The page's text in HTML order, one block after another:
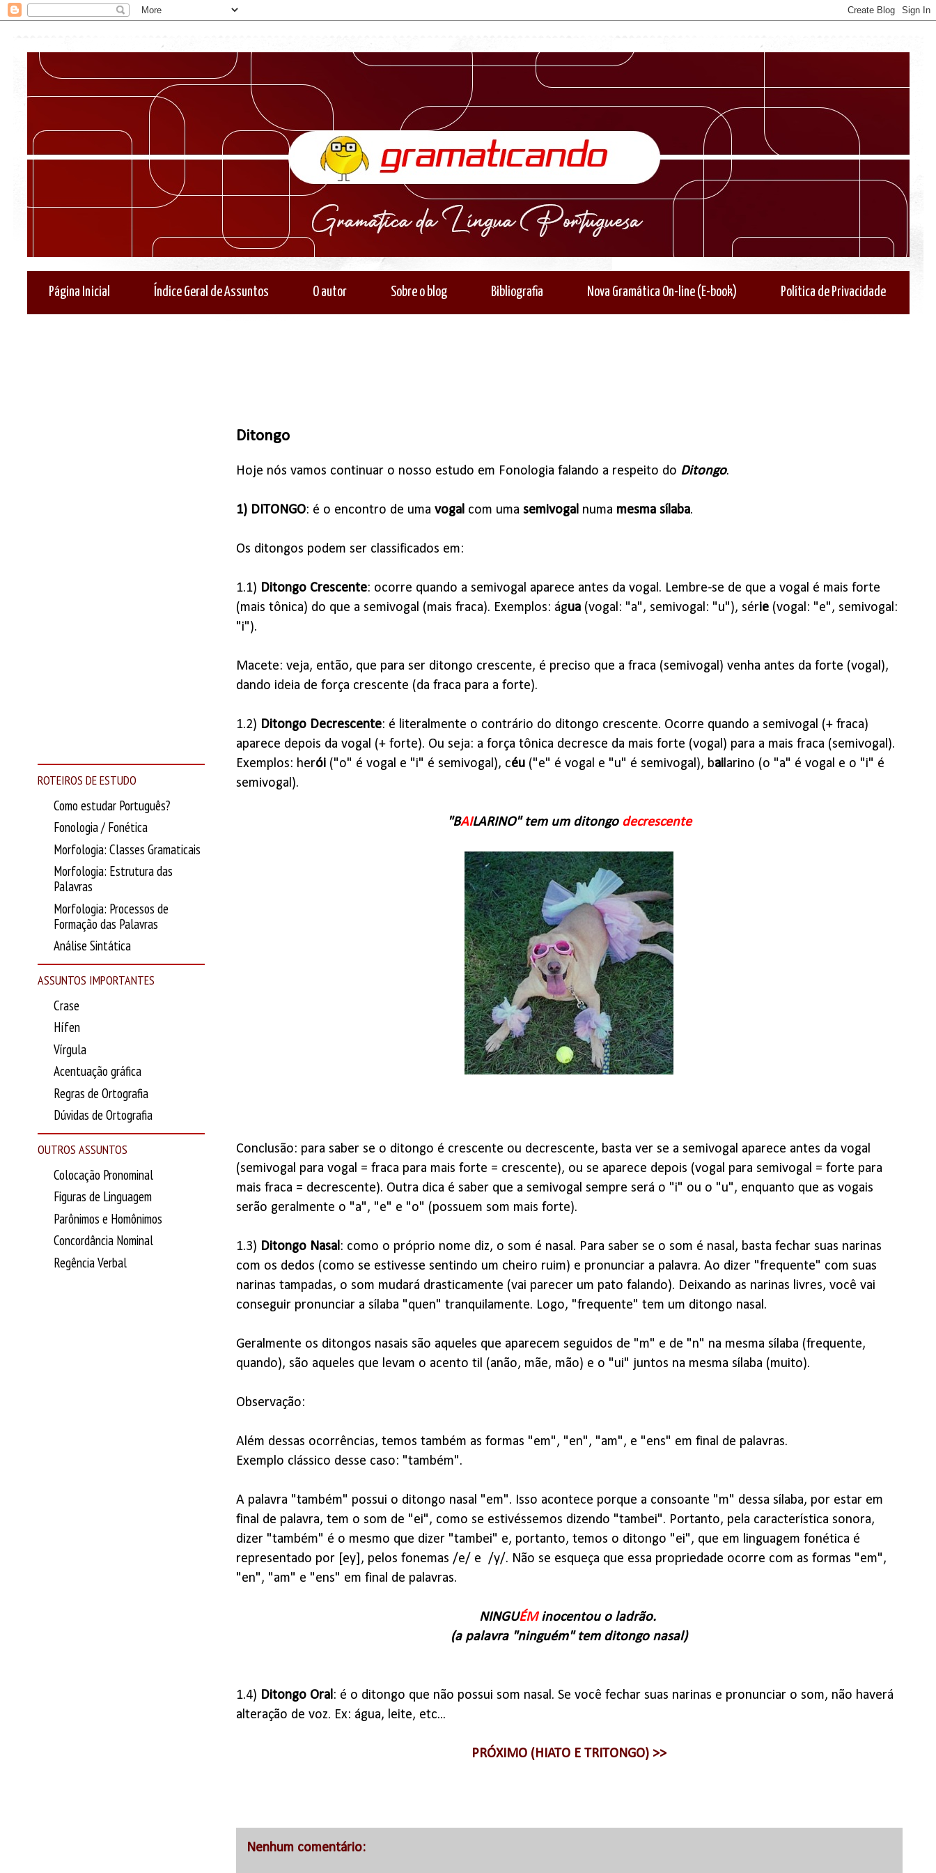
Página Inicial Índice Geral de Assuntos O autor Sobre o blog Bibliografia Nova Gramática On-line (E-book) Política de Privacidade
Ditongo
Hoje nós vamos continuar o nosso estudo em Fonologia falando a respeito do Ditongo.
1) DITONGO: é o encontro de uma vogalcom uma semivogalnuma mesma sílaba.
Os ditongos podem ser classificados em:
1.1) Ditongo Crescente: ocorre quando a semivogal aparece antes da vogal. Lembre-se de que a vogal é mais forte
(mais tônica) do que a semivogal (mais fraca). Exemplos: água (vogal: "a", semivogal: "u"), série(vogal: "e", semivogal:
"i").
Macete: veja, então, que para ser ditongo crescente, é preciso que a fraca (semivogal) venha antes da forte (vogal),
dando ideia de força crescente (da fraca para a forte).
1.2) Ditongo Decrescente: é literalmente o contrário do ditongo crescente. Ocorre quando a semivogal (+ fraca)
aparece depois da vogal (+ forte). Ou seja: a força tônica decresce da mais forte (vogal) para a mais fraca (semivogal).
Exemplos: herói("o" é vogal e "i" é semivogal), céu("e" é vogal e "u" é semivogal), bailarino (o "a" é vogal e o "i" é
semivogal).
"BAILARINO" tem um ditongo decrescente
Conclusão: para saber se o ditongo é crescente ou decrescente, basta ver se a semivogal aparece antes da vogal
(semivogal para vogal = fraca para mais forte = crescente), ou se aparece depois (vogal para semivogal = forte para
mais fraca = decrescente). Outra dica é saber que a semivogal sempre será o "i" ou o "u", enquanto que as vogais
serão geralmente o "a", "e" e "o" (possuem som mais forte).
1.3) Ditongo Nasal: como o próprio nome diz, o som é nasal. Para saber se o som é nasal, basta fechar suas narinas
com os dedos (como se estivesse sentindo um cheiro ruim) e pronunciar a palavra. Ao dizer "frequente" com suas
narinas tampadas, o som mudará drasticamente (vai parecer um pato falando). Deixando as narinas livres, você vai
conseguir pronunciar a sílaba "quen" tranquilamente. Logo, "frequente" tem um ditongo nasal.
Geralmente os ditongos nasais são aqueles que aparecem seguidos de "m" e de "n" na mesma sílaba (frequente,
quando), são aqueles que levam o acento til (anão, mãe, mão) e o "ui" juntos na mesma sílaba (muito).
Observação:
Além dessas ocorrências, temos também as formas "em", "en", "am", e "ens" em final de palavras.
Exemplo clássico desse caso: "também".
A palavra "também" possui o ditongo nasal "em". Isso acontece porque a consoante "m" dessa sílaba, por estar em
final de palavra, tem o som de "ei", como se estivéssemos dizendo "tambei". Portanto, pela característica sonora,
dizer "também" é o mesmo que dizer "tambei" e, portanto, temos o ditongo "ei", que em linguagem fonética é
representado por [ey], pelos fonemas /e/ e /y/. Não se esqueça que essa propriedade ocorre com as formas "em",
"en", "am" e "ens" em final de palavras.
NINGUÉMinocentou o ladrão.
(a palavra "ninguém" tem ditongo nasal)
1.4) Ditongo Oral: é o ditongo que não possui som nasal. Se você fechar suas narinas e pronunciar o som, não haverá
alteração de voz. Ex: água, leite, etc...
PRÓXIMO (HIATO E TRITONGO) >>
Nenhum comentário:
ROTEIROS DE ESTUDO
Como estudar Português?
Fonologia / Fonética
Morfologia: Classes Gramaticais
Morfologia: Estrutura das
Palavras
Morfologia: Processos de
Formação das Palavras
Análise Sintática
ASSUNTOS IMPORTANTES
Crase
Hífen
Vírgula
Acentuação gráfica
Regras de Ortografia
Dúvidas de Ortografia
OUTROS ASSUNTOS
Colocação Pronominal
Figuras de Linguagem
Parônimos e Homônimos
Concordância Nominal
Regência Verbal